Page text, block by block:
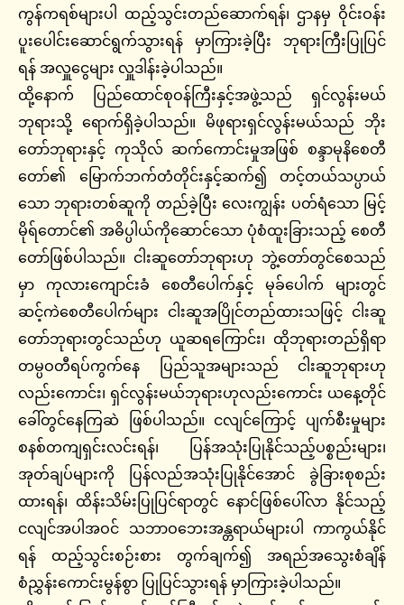
ကွန်ကရစ်များပါ ထည့်သွင်းတည်ဆောက်ရန်၊ ဌာနမှ ဝိုင်းဝန်း
ပူးပေါင်းဆောင်ရွက်သွားရန် မှာကြားခဲ့ပြီး ဘုရားကြီးပြုပြင်
ရန် အလှူငွေများ လှူဒါန်းခဲ့ပါသည်။
ထို့နောက် ပြည်ထောင်စုဝန်ကြီးနှင့်အဖွဲ့သည် ရှင်လွန်းမယ်
ဘုရားသို့ ရောက်ရှိခဲ့ပါသည်။ မိဖုရားရှင်လွန်းမယ်သည် ဘိုး
တော်ဘုရားနှင့် ကုသိုလ် ဆက်ကောင်းမှုအဖြစ် စန္ဒာမုနိစေတီ
တော်၏ မြောက်ဘက်တံတိုင်းနှင့်ဆက်၍ တင့်တယ်သပ္ပာယ်
သော ဘုရားတစ်ဆူကို တည်ခဲ့ပြီး လေးကျွန်း ပတ်ရံသော မြင့်
မိုရ်တောင်၏ အဓိပ္ပါယ်ကိုဆောင်သော ပုံစံထူးခြားသည့် စေတီ
တော်ဖြစ်ပါသည်။ ငါးဆူတော်ဘုရားဟု ဘွဲ့တော်တွင်စေသည်
မှာ ကုလားကျောင်းခံ စေတီပေါက်နှင့် မုခ်ပေါက် များတွင်
ဆင့်ကဲစေတီပေါက်များ ငါးဆူအပြိုင်တည်ထားသဖြင့် ငါးဆူ
တော်ဘုရားတွင်သည်ဟု ယူဆရကြောင်း၊ ထိုဘုရားတည်ရှိရာ
တမ္ပဝတီရပ်ကွက်နေ ပြည်သူအများသည် ငါးဆူဘုရားဟု
လည်းကောင်း၊ ရှင်လွန်းမယ်ဘုရားဟုလည်းကောင်း ယနေ့တိုင်
ခေါ်တွင်နေကြဆဲ ဖြစ်ပါသည်။ ငလျင်ကြောင့် ပျက်စီးမှုများ
စနစ်တကျရှင်းလင်းရန်၊ ပြန်အသုံးပြုနိုင်သည့်ပစ္စည်းများ၊
အုတ်ချပ်များကို ပြန်လည်အသုံးပြုနိုင်အောင် ခွဲခြားစုစည်း
ထားရန်၊ ထိန်းသိမ်းပြုပြင်ရာတွင် နောင်ဖြစ်ပေါ်လာ နိုင်သည့်
ငလျင်အပါအဝင် သဘာဝဘေးအန္တရာယ်များပါ ကာကွယ်နိုင်
ရန် ထည့်သွင်းစဉ်းစား တွက်ချက်၍ အရည်အသွေးစံချိန်
စံညွှန်းကောင်းမွန်စွာ ပြုပြင်သွားရန် မှာကြားခဲ့ပါသည်။